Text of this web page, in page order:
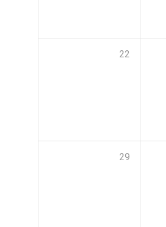
22
29